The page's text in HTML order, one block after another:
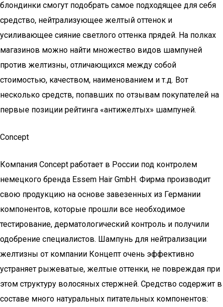
блондинки смогут подобрать самое подходящее для себя
средство, нейтрализующее желтый оттенок и
усиливающее сияние светлого оттенка прядей. На полках
магазинов можно найти множество видов шампуней
против желтизны, отличающихся между собой
стоимостью, качеством, наименованием и т.д. Вот
несколько средств, попавших по отзывам покупателей на
первые позиции рейтинга «антижелтых» шампуней.
Concept
Компания Concept работает в России под контролем
немецкого бренда Essem Hair GmbH. Фирма производит
свою продукцию на основе завезенных из Германии
компонентов, которые прошли все необходимое
тестирование, дерматологический контроль и получили
одобрение специалистов. Шампунь для нейтрализации
желтизны от компании Концепт очень эффективно
устраняет рыжеватые, желтые оттенки, не повреждая при
этом структуру волосяных стержней. Средство содержит в
составе много натуральных питательных компонентов: